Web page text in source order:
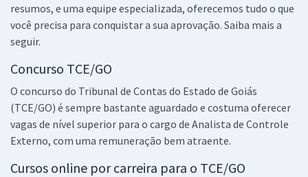
resumos, e uma equipe especializada, oferecemos tudo o que
você precisa para conquistar a sua aprovação. Saiba mais a
seguir.
Concurso TCE/GO
O concurso do Tribunal de Contas do Estado de Goiás
(TCE/GO) é sempre bastante aguardado e costuma oferecer
vagas de nível superior para o cargo de Analista de Controle
Externo, com uma remuneração bem atraente.
Cursos online por carreira para o TCE/GO